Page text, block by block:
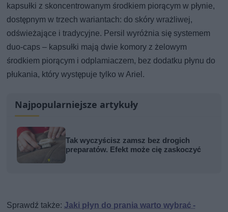
kapsułki z skoncentrowanym środkiem piorącym w płynie,
dostępnym w trzech wariantach: do skóry wrażliwej,
odświeżające i tradycyjne. Persil wyróżnia się systemem
duo-caps – kapsułki mają dwie komory z żelowym
środkiem piorącym i odplamiaczem, bez dodatku płynu do
płukania, który występuje tylko w Ariel.
Najpopularniejsze artykuły
Tak wyczyścisz zamsz bez drogich
preparatów. Efekt może cię zaskoczyć
Sprawdź także: Jaki płyn do prania warto wybrać -